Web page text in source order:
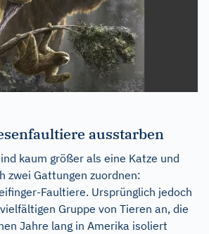
ausstarben
kaum größer als eine Katze und
zwei Gattungen zuordnen:
Faultiere. Ursprünglich jedoch
Gruppe von Tieren an, die
Jahre lang in Amerika isoliert